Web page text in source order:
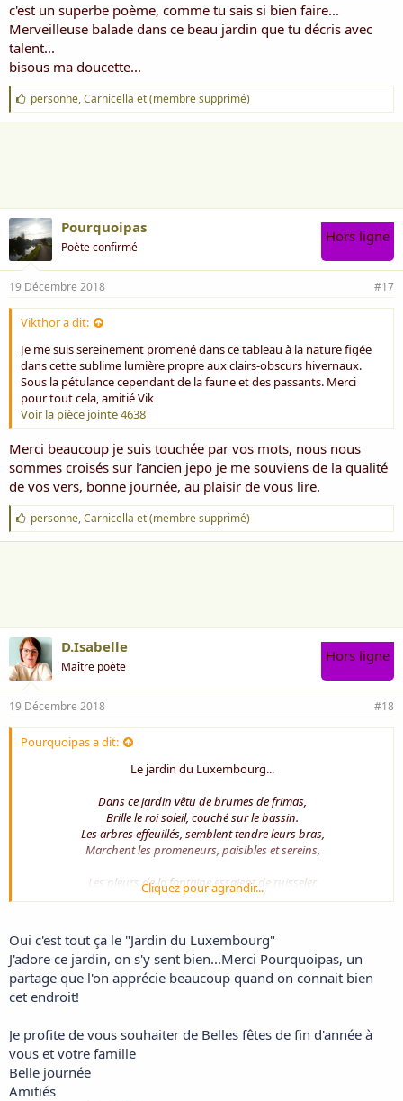
c'est un superbe poème, comme tu sais si bien faire...
Merveilleuse balade dans ce beau jardin que tu décris avec
talent...
bisous ma doucette...
J
'
a
personne,Carnicella et(membre supprimé)
Pourquoipas
Poète confirmé
Hors ligne
19 Décembre 2018 #17
Vikthor a dit:
Je me suis sereinement promené dans ce tableau à la nature figée
dans cette sublime lumière propre aux clairs-obscurs hivernaux.
Sous la pétulance cependant de la faune et des passants. Merci
pour tout cela, amitié Vik
Voir la pièce jointe 4638
Merci beaucoup je suis touchée par vos mots, nous nous
sommes croisés sur l’ancien jepo je me souviens de la qualité
de vos vers, bonne journée, au plaisir de vous lire.
J
'
a
personne,Carnicella et(membre supprimé)
D.Isabelle
Maître poète
Hors ligne
19 Décembre 2018 #18
Pourquoipas a dit:
Le jardin du Luxembourg...
Dans ce jardin vêtu de brumes de frimas,
Brille le roi soleil, couché sur le bassin.
Les arbres effeuillés, semblent tendre leurs bras,
Marchent les promeneurs, paisibles et sereins,
Les pleurs de la fontaine essaient de ruisseler,
Des nattes de coton parent sa chevelure.
Les beaux pigeons dodus, de couleur anthracite,
Trouvent toujours pitance, en ce très bel endroit.
Des bancs de ci de là hèlent les amoureux,
Blottis l'un contre l'autre, ils ne craignent le froid,
Sachant se réchauffer de baisers langoureux,
Cliquez pour agrandir...
Oui c'est tout ça le "Jardin du Luxembourg"
J'adore ce jardin, on s'y sent bien...Merci Pourquoipas, un
partage que l'on apprécie beaucoup quand on connait bien
cet endroit!
Je profite de vous souhaiter de Belles fêtes de fin d'année à
vous et votre famille
Belle journée
Amitiés